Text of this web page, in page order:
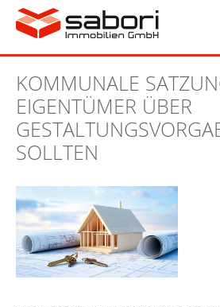
KOMMUNALE
EIGENTÜMER ÜBER
SOLLTEN